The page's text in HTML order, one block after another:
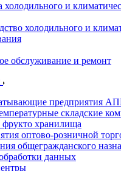
холодильного и
холодильного и
обслуживание и ремонт
предприятия
складские
хранилища
оптово-розничной
общегражданского
данных